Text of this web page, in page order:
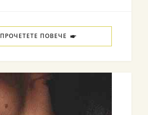
ПРОЧЕТЕТЕ ПОВЕЧЕ